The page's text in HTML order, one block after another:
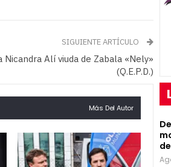
SIGUIENTE ARTÍCULO
Nicandra Alí viuda de Zabala «Nely»
(Q.E.P.D.)
Más Del Autor